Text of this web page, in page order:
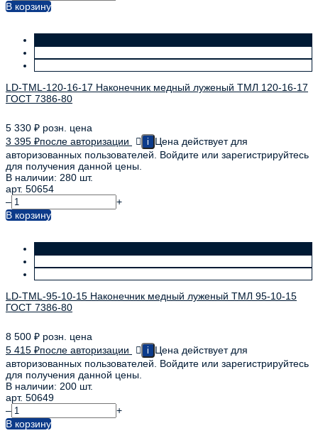
В корзину
LD-TML-120-16-17 Наконечник медный луженый ТМЛ 120-16-17
ГОСТ 7386-80
5 330 ₽ розн. цена
3 395 ₽после авторизации i
Цена действует для
авторизованных пользователей. Войдите или зарегистрируйтесь
для получения данной цены.
В наличии: 280 шт.
арт. 50654
–
+
В корзину
LD-TML-95-10-15 Наконечник медный луженый ТМЛ 95-10-15
ГОСТ 7386-80
8 500 ₽ розн. цена
5 415 ₽после авторизации i
Цена действует для
авторизованных пользователей. Войдите или зарегистрируйтесь
для получения данной цены.
В наличии: 200 шт.
арт. 50649
–
+
В корзину